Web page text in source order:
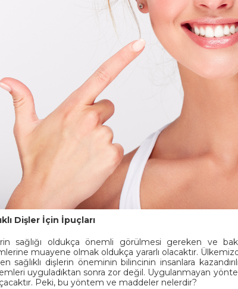
Dişler İçin İpuçları
sağlığı oldukça önemli görülmesi gereken ve
muayene olmak oldukça yararlı olacaktır.
sağlıklı dişlerin öneminin bilincinin insanlara
uyguladıktan sonra zor değil. Uygulanmayan
Peki, bu yöntem ve maddeler nelerdir?